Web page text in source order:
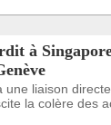
à
une liaison
la colère des